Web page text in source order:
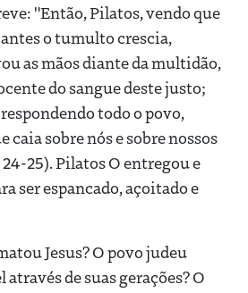
"Então, Pilatos, vendo que
o tumulto crescia,
as mãos diante da multidão,
do sangue deste justo;
todo o povo,
caia sobre nós e sobre nossos
25). Pilatos O entregou e
ser espancado, açoitado e
Jesus? O povo judeu
através de suas gerações? O